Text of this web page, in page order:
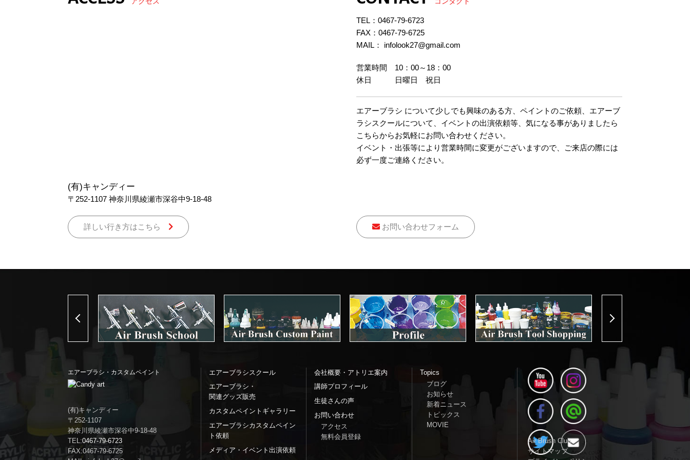
(有)キャンディー
〒252-1107 神奈川県綾瀬市深谷中9-18-48
詳しい行き方はこちら
TEL： 0467-79-6723
FAX：0467-79-6725
MAIL： infolook27@gmail.com
営業時間 10：00～18：00
休日 日曜日 祝日
エアーブラシ について少しでも興味のある方、ペイントのご依頼、エアーブ
ラシスクールについて、イベントの出演依頼等、気になる事がありましたら
こちらからお気軽にお問い合わせください。
イベント・出張等により営業時間に変更がございますので、ご来店の際には
必ず一度ご連絡ください。
お問い合わせフォーム
Previous
エアーブラシ・カスタムペイント
(有)キャンディー
〒252-1107
神奈川県綾瀬市深谷中9-18-48
TEL:0467-79-6723
FAX:0467-79-6725
エアーブラシスクール
エアーブラシ・
関連グッズ販売
カスタムペイントギャラリー
エアーブラシカスタムペイン
ト依頼
メディア・イベント出演依頼
会社概要・アトリエ案内
講師プロフィール
生徒さんの声
お問い合わせ
アクセス
無料会員登録
Topics
ブログ
お知らせ
新着ニュース
トピックス
MOVIE
Air Brush Club
サイトマップ